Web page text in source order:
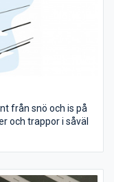
från snö och is på
och trappor i såväl